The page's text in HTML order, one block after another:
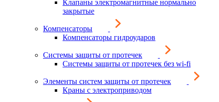
Клапаны электромагнитные нормально
закрытые
Компенсаторы
Компенсаторы гидроударов
Системы защиты от протечек
Системы защиты от протечек без wi-fi
Элементы систем защиты от протечек
Краны с электроприводом